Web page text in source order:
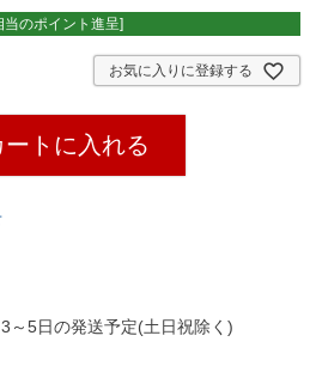
当のポイント進呈]
お気に入りに登録する
ートに入れる
～5日の発送予定(土日祝除く)